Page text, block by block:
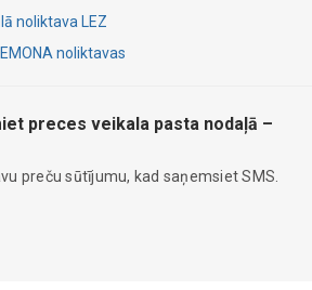
noliktava LEZ
noliktavas
preces veikala pasta nodaļā –
preču sūtījumu, kad saņemsiet SMS.